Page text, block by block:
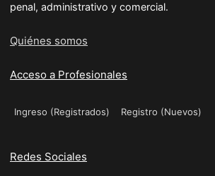
penal, administrativo y comercial.
Quiénes somos
Acceso a Profesionales
Ingreso (Registrados) Registro (Nuevos)
Redes Sociales